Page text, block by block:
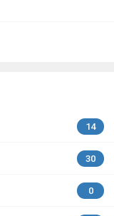
14
30
0